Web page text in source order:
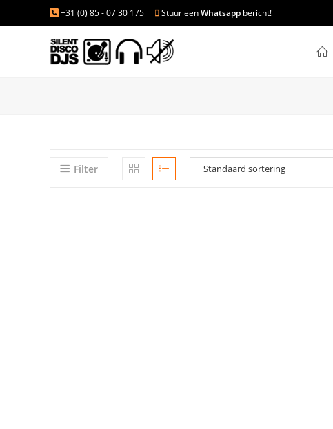
+31 (0) 85 - 07 30 175 Stuur eenWhatsapp bericht!
Filter